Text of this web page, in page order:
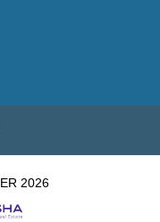
2026